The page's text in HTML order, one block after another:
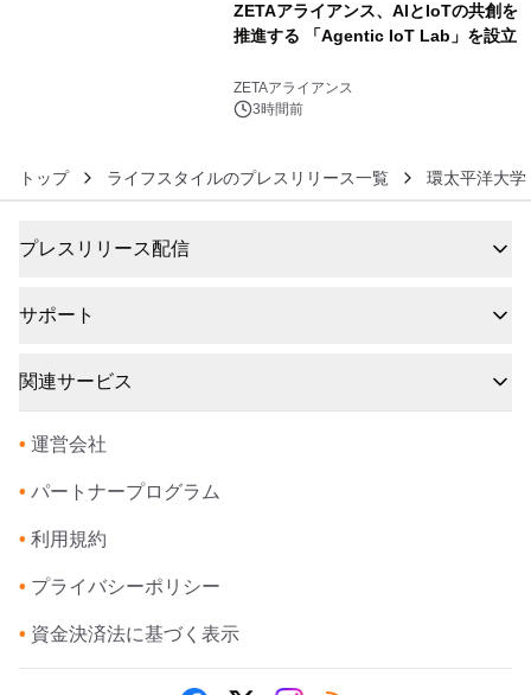
ZETAアライアンス、AIとIoTの共創を
推進する 「Agentic IoT Lab」を設立
ZETAアライアンス
3時間前
トップ ライフスタイルのプレスリリース一覧 環太平洋大学
プレスリリース配信
サポート
関連サービス
• 運営会社
• パートナープログラム
• 利用規約
• プライバシーポリシー
• 資金決済法に基づく表示